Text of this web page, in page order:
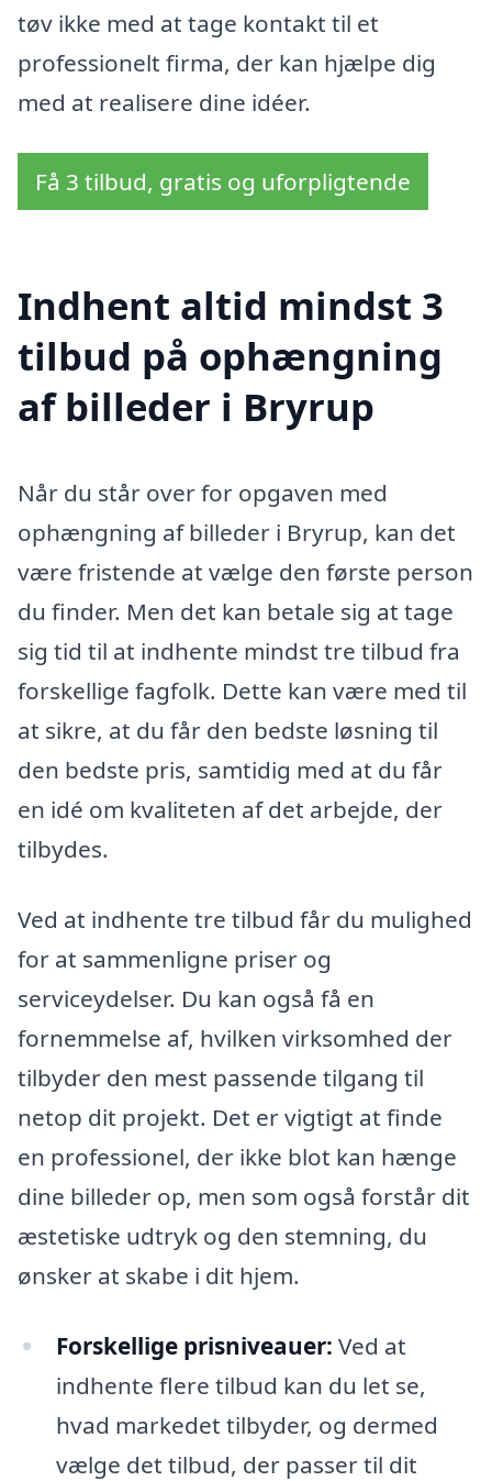
tøv ikke med at tage kontakt til et
professionelt firma, der kan hjælpe dig
med at realisere dine idéer.
Få 3 tilbud, gratis og uforpligtende
Indhent altid mindst 3
tilbud på ophængning
af billeder i Bryrup
Når du står over for opgaven med
ophængning af billeder i Bryrup, kan det
være fristende at vælge den første person
du finder. Men det kan betale sig at tage
sig tid til at indhente mindst tre tilbud fra
forskellige fagfolk. Dette kan være med til
at sikre, at du får den bedste løsning til
den bedste pris, samtidig med at du får
en idé om kvaliteten af det arbejde, der
tilbydes.
Ved at indhente tre tilbud får du mulighed
for at sammenligne priser og
serviceydelser. Du kan også få en
fornemmelse af, hvilken virksomhed der
tilbyder den mest passende tilgang til
netop dit projekt. Det er vigtigt at finde
en professionel, der ikke blot kan hænge
dine billeder op, men som også forstår dit
æstetiske udtryk og den stemning, du
ønsker at skabe i dit hjem.
Forskellige prisniveauer: Ved at
indhente flere tilbud kan du let se,
hvad markedet tilbyder, og dermed
vælge det tilbud, der passer til dit